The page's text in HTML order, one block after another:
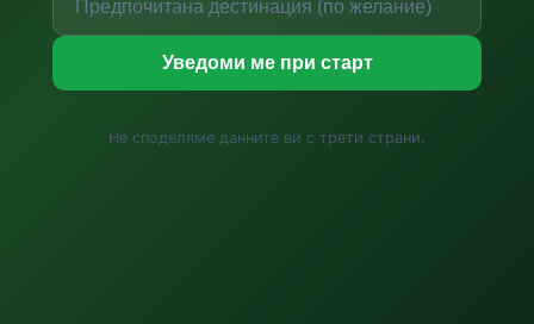
Уведоми ме при старт
Не споделяме данните ви с трети страни.